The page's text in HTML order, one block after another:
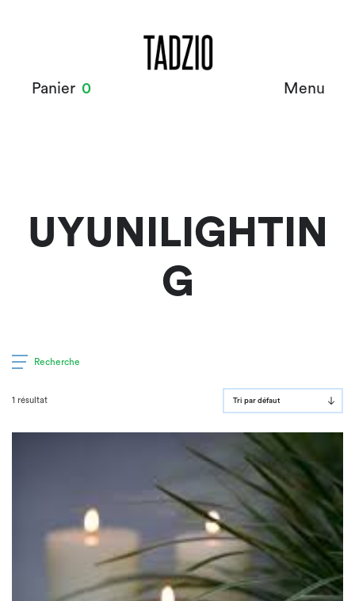
Panier 0 Menu
UYUNILIGHTIN
G
Recherche
1 résultat Tri par défaut